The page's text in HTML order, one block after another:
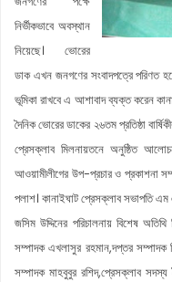
নির্ভীকভাবে অবস্থান
নিয়েছে। ভোরের
ডাক এখন জনগণের সংবাদপত্রে পরিণত
ভূমিকা রাখবে এ আশাবাদ ব্যক্ত করেন
দৈনিক ভোরের ডাকের ২৬তম প্রতিষ্ঠা
প্রেসক্লাব মিলনায়তনে অনুষ্ঠিত
আওয়ামীলীগের উপ-প্রচার ও প্রকাশনা
পলাশ। কানাইঘাট প্রেসক্লাব সভাপতি এম
জসিম উদ্দিনের পরিচালনায় বিশেষ
সম্পাদক এখলাসুর রহমান,দপ্তর সম্পাদক
সম্পাদক মাহবুবুর রশিদ,প্রেসক্লাব